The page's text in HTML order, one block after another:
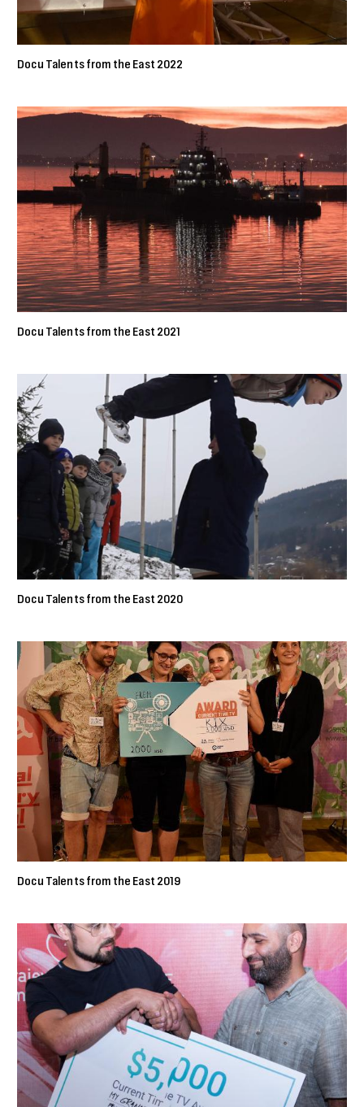
Docu Talents from the East 2022
Docu Talents from the East 2021
Docu Talents from the East 2020
Docu Talents from the East 2019